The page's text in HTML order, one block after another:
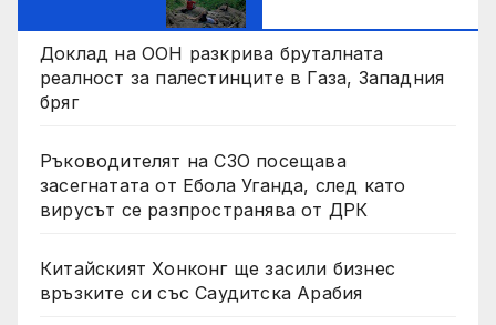
Доклад на ООН разкрива бруталната
реалност за палестинците в Газа, Западния
бряг
Ръководителят на СЗО посещава
засегнатата от Ебола Уганда, след като
вирусът се разпространява от ДРК
Китайският Хонконг ще засили бизнес
връзките си със Саудитска Арабия